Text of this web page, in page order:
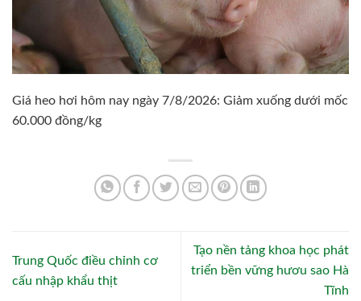
Giá heo hơi hôm nay ngày 7/8/2026: Giảm xuống dưới mốc
60.000 đồng/kg
Trung Quốc điều chỉnh cơ
cấu nhập khẩu thịt
Tạo nền tảng khoa học phát
triển bền vững hươu sao Hà
Tĩnh